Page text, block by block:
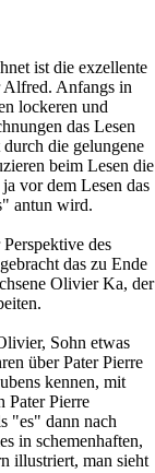
ist die exzellente
Alfred. Anfangs in
lockeren und
das Lesen
die gelungene
beim Lesen die
vor dem Lesen das
antun wird.
des
das zu Ende
Olivier Ka, der
Sohn etwas
über Pater Pierre
kennen, mit
Pater Pierre
"es" dann nach
in schemenhaften,
illustriert, man sieht